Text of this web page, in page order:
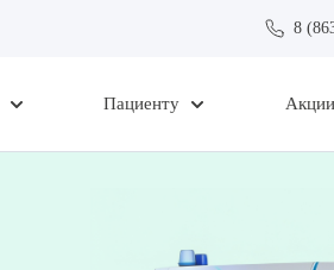
8
Пациенту Акции